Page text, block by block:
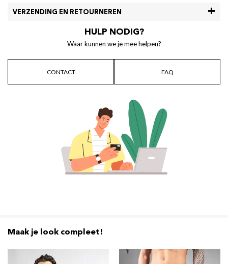
VERZENDING EN RETOURNEREN
HULP NODIG?
Waar kunnen we je mee helpen?
CONTACT FAQ
Maak je look compleet!